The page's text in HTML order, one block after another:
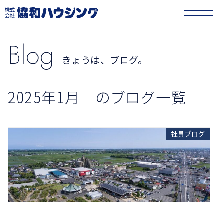
協和ハウジング> きょうは、ブログ。
Blog きょうは、ブログ。
2025年1月 のブログ一覧
社員ブログ